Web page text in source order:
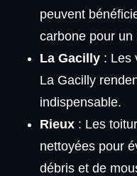
peuvent
carbone pour un
La Gacilly: Les
La Gacilly
indispensable.
Rieux: Les
nettoyées pour
débris et de